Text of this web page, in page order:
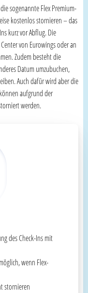
sogenannte Flex Premium-
kostenlos stornieren – das
kurz vor Abflug. Die
von Eurowings oder an
Zudem besteht die
Datum umzubuchen,
Auch dafür wird aber die
aufgrund der
werden.
des Check-Ins mit
wenn Flex-
stornieren